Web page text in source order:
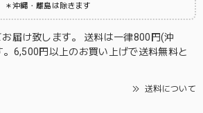
＊沖縄・離島は除きます
届け致します。 送料は一律800円(沖
6,500円以上のお買い上げで送料無料と
送料について